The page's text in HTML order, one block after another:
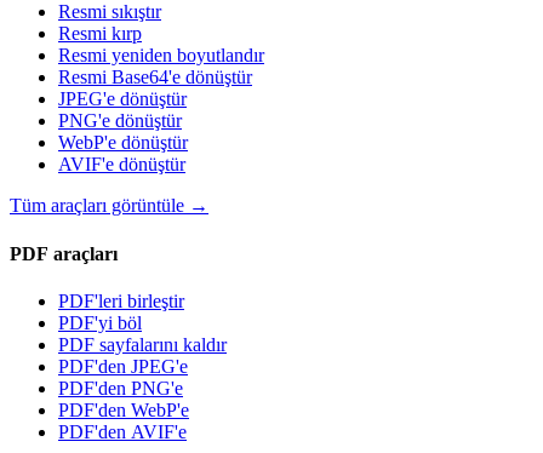
Resmi sıkıştır
Resmi kırp
Resmi yeniden boyutlandır
Resmi Base64'e dönüştür
JPEG'e dönüştür
PNG'e dönüştür
WebP'e dönüştür
AVIF'e dönüştür
Tüm araçları görüntüle →
PDF araçları
PDF'leri birleştir
PDF'yi böl
PDF sayfalarını kaldır
PDF'den JPEG'e
PDF'den PNG'e
PDF'den WebP'e
PDF'den AVIF'e